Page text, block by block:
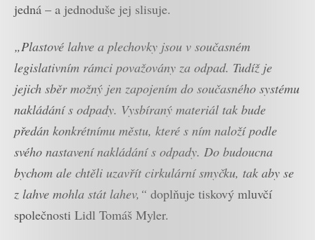
jedná – a jednoduše jej slisuje.
„Plastové lahve a plechovky jsou v současném
legislativním rámci považovány za odpad. Tudíž je
jejich sběr možný jen zapojením do současného systému
nakládání s odpady. Vysbíraný materiál tak bude
předán konkrétnímu městu, které s ním naloží podle
svého nastavení nakládání s odpady. Do budoucna
bychom ale chtěli uzavřít cirkulární smyčku, tak aby se
z lahve mohla stát lahev,“ doplňuje tiskový mluvčí
společnosti Lidl Tomáš Myler.